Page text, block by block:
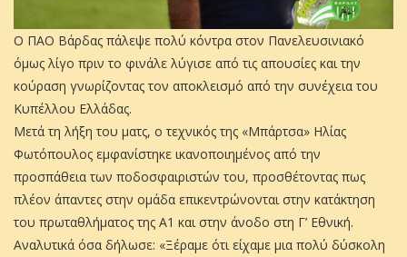
Ο ΠΑΟ Βάρδας πάλεψε πολύ κόντρα στον Πανελευσινιακό
όμως λίγο πριν το φινάλε λύγισε από τις απουσίες και την
κούραση γνωρίζοντας τον αποκλεισμό από την συνέχεια του
Κυπέλλου Ελλάδας.
Μετά τη λήξη του ματς, ο τεχνικός της «Μπάρτσα» Ηλίας
Φωτόπουλος εμφανίστηκε ικανοποιημένος από την
προσπάθεια των ποδοσφαιριστών του, προσθέτοντας πως
πλέον άπαντες στην ομάδα επικεντρώνονται στην κατάκτηση
του πρωταθλήματος της Α1 και στην άνοδο στη Γ’ Εθνική.
Αναλυτικά όσα δήλωσε: «Ξέραμε ότι είχαμε μια πολύ δύσκολη